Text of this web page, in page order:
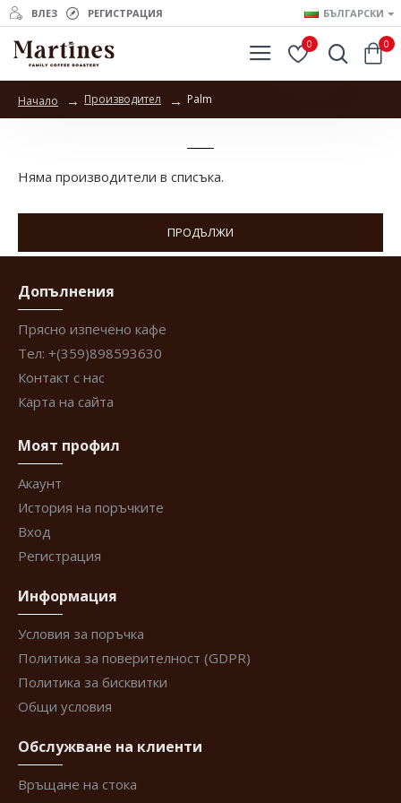
ВЛЕЗ РЕГИСТРАЦИЯ БЪЛГАРСКИ
0 0
Начало Производител Palm
Няма производители в списъка.
ПРОДЪЛЖИ
Допълнения
Прясно изпечено кафе
Тел: +(359)898593630
Контакт с нас
Карта на сайта
Моят профил
Акаунт
История на поръчките
Вход
Регистрация
Информация
Условия за поръчка
Политика за поверителност (GDPR)
Политика за бисквитки
Общи условия
Обслужване на клиенти
Връщане на стока